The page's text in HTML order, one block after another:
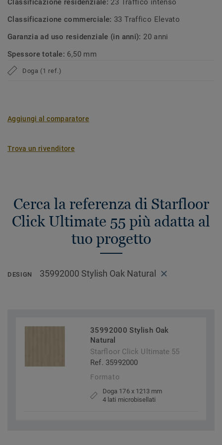
Classificazione residenziale: 23 Traffico intenso
Classificazione commerciale: 33 Traffico Elevato
Garanzia ad uso residenziale (in anni): 20 anni
Spessore totale: 6,50 mm
Doga (1 ref.)
Aggiungi al comparatore
Trova un rivenditore
Cerca la referenza di Starfloor
Click Ultimate 55 più adatta al
tuo progetto
DESIGN 35992000 Stylish Oak Natural
35992000 Stylish Oak
Natural
Starfloor Click Ultimate 55
Ref. 35992000
Formato
Doga 176 x 1213 mm
4 lati microbisellati